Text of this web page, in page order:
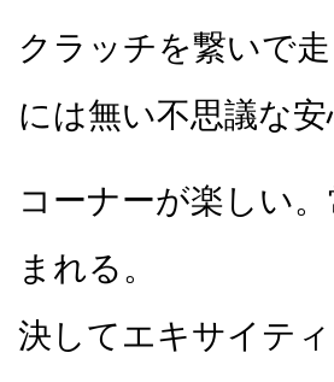
クラッチを繋いで
には無い不思議な
コーナーが楽しい
まれる。
決してエキサイテ